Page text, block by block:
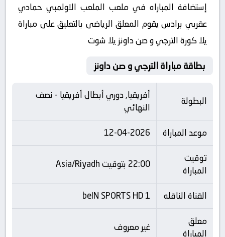
إستضافة المباراه في ملعب الملعب الاولمبي حمادي
عقربي برادس يقوم المعلق الرياضى بالتعليق على مباراة
يلا كورة الترجي و صن داونز يلا شوت
بطاقة مباراة الترجي و صن داونز
البطولة
أفريقيا, دوري أبطال أفريقيا - نصف
النهائي
موعد المباراة
12-04-2026
توقيت
المباراة
22:00 بتوقيت Asia/Riyadh
القناة الناقله
beIN SPORTS HD 1
معلق
المباراة
غير معروف